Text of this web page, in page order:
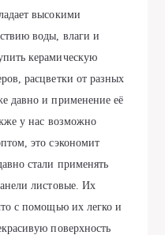
высокими
воды, влаги и
керамическую
расцветки от разных
давно и применение её
у нас возможно
это сэкономит
стали применять
листовые. Их
с помощью их легко и
поверхность